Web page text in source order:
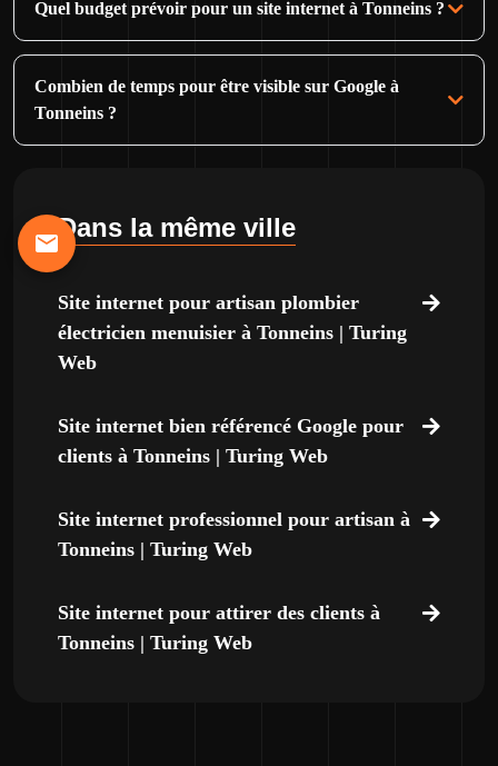
Quel budget prévoir pour un site internet à Tonneins ?
Combien de temps pour être visible sur Google à
Tonneins ?
Dans la même ville
Site internet pour artisan plombier
électricien menuisier à Tonneins | Turing
Web
Site internet bien référencé Google pour
clients à Tonneins | Turing Web
Site internet professionnel pour artisan à
Tonneins | Turing Web
Site internet pour attirer des clients à
Tonneins | Turing Web